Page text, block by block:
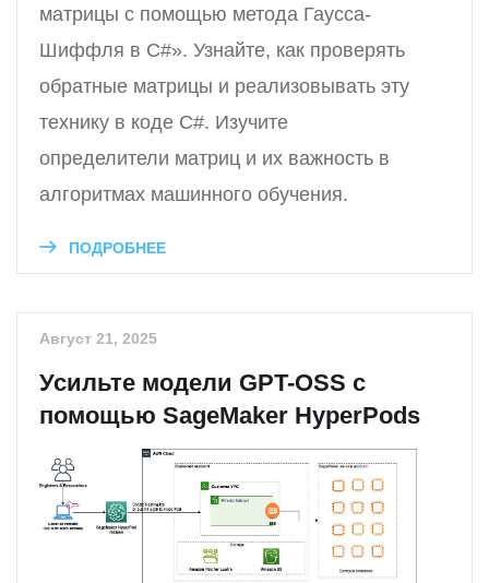
матрицы с помощью метода Гаусса-
Шиффля в C#». Узнайте, как проверять
обратные матрицы и реализовывать эту
технику в коде C#. Изучите
определители матриц и их важность в
алгоритмах машинного обучения.
ПОДРОБНЕЕ
Август 21, 2025
Усильте модели GPT-OSS с
помощью SageMaker HyperPods